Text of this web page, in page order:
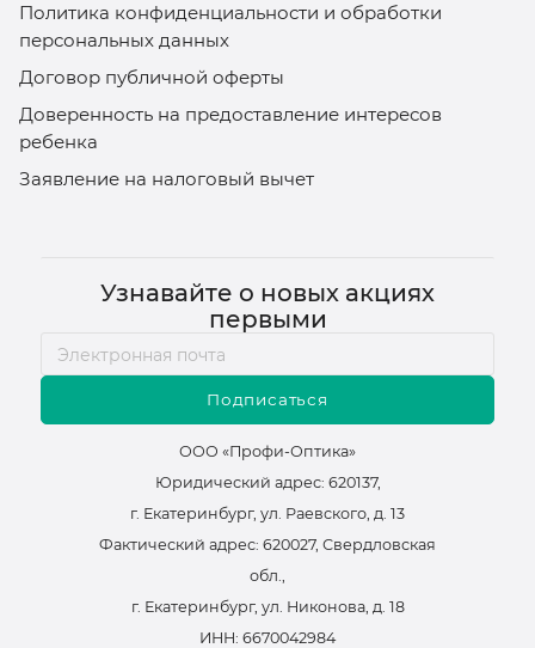
Политика конфиденциальности и обработки
персональных данных
Договор публичной оферты
Доверенность на предоставление интересов
ребенка
Заявление на налоговый вычет
Узнавайте о новых акциях
первыми
Подписаться
ООО «Профи-Оптика»
Юридический адрес: 620137,
г. Екатеринбург, ул. Раевского, д. 13
Фактический адрес: 620027, Свердловская
обл.,
г. Екатеринбург, ул. Никонова, д. 18
ИНН: 6670042984